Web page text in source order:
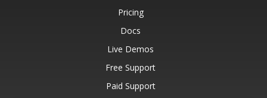
Pricing
Docs
Live Demos
Free Support
Paid Support